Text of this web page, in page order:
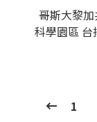
哥斯大黎
科學園區 台
1